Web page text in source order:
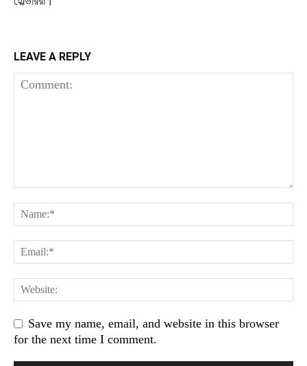
LEAVE A REPLY
Save my name, email, and website in this browser
for the next time I comment.